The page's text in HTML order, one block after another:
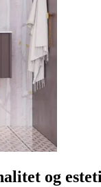
og